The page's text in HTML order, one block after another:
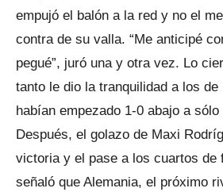
empujó el balón a la red y no el
contra de su valla. “Me anticipé
pegué”, juró una y otra vez. Lo
tanto le dio la tranquilidad a los de
habían empezado 1-0 abajo a
Después, el golazo de Maxi
victoria y el pase a los cuartos de
señaló que Alemania, el próximo